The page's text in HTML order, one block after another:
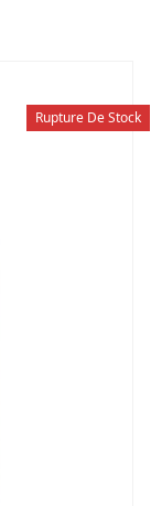
Rupture De Stock